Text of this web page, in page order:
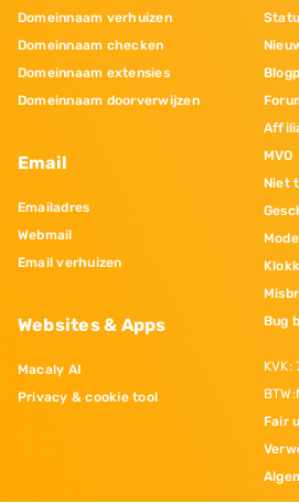
Domeinnaam verhuizen
Domeinnaam checken
Domeinnaam extensies
Domeinnaam doorverwijzen
Email
Emailadres
Webmail
Email verhuizen
Websites & Apps
Macaly AI
Privacy & cookie tool
MVO
Niet
Bug
KVK:
Fair